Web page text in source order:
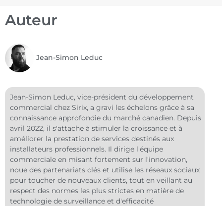
Auteur
Jean-Simon Leduc
Jean-Simon Leduc, vice-président du développement
commercial chez Sirix, a gravi les échelons grâce à sa
connaissance approfondie du marché canadien. Depuis
avril 2022, il s'attache à stimuler la croissance et à
améliorer la prestation de services destinés aux
installateurs professionnels. Il dirige l'équipe
commerciale en misant fortement sur l'innovation,
noue des partenariats clés et utilise les réseaux sociaux
pour toucher de nouveaux clients, tout en veillant au
respect des normes les plus strictes en matière de
technologie de surveillance et d'efficacité